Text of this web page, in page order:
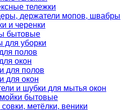
тележки
держатели мопов, швабры
и черенки
бытовые
для уборки
полов
окон
для полов
для окон
и шубки для мытья окон
бытовые
метёлки, веники